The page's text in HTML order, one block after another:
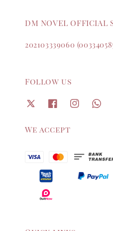
DM NOVEL OFFICIAL
202103339060
Follow us
We accept